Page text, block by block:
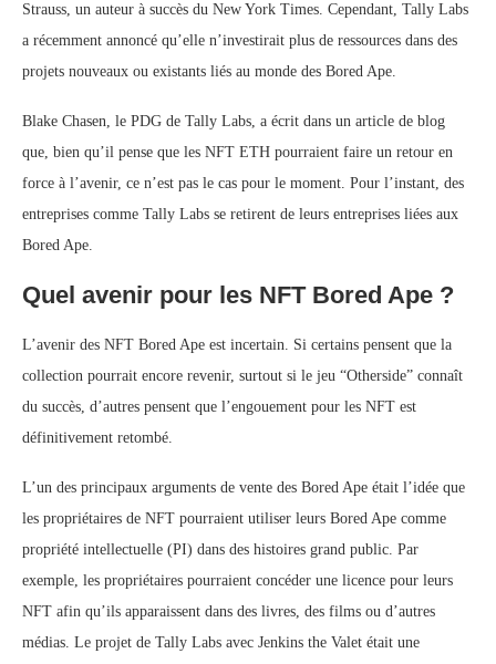
Strauss, un auteur à succès du New York Times. Cependant, Tally Labs
a récemment annoncé qu’elle n’investirait plus de ressources dans des
projets nouveaux ou existants liés au monde des Bored Ape.
Blake Chasen, le PDG de Tally Labs, a écrit dans un article de blog
que, bien qu’il pense que les NFT ETH pourraient faire un retour en
force à l’avenir, ce n’est pas le cas pour le moment. Pour l’instant, des
entreprises comme Tally Labs se retirent de leurs entreprises liées aux
Bored Ape.
Quel avenir pour les NFT Bored Ape ?
L’avenir des NFT Bored Ape est incertain. Si certains pensent que la
collection pourrait encore revenir, surtout si le jeu “Otherside” connaît
du succès, d’autres pensent que l’engouement pour les NFT est
définitivement retombé.
L’un des principaux arguments de vente des Bored Ape était l’idée que
les propriétaires de NFT pourraient utiliser leurs Bored Ape comme
propriété intellectuelle (PI) dans des histoires grand public. Par
exemple, les propriétaires pourraient concéder une licence pour leurs
NFT afin qu’ils apparaissent dans des livres, des films ou d’autres
médias. Le projet de Tally Labs avec Jenkins the Valet était une